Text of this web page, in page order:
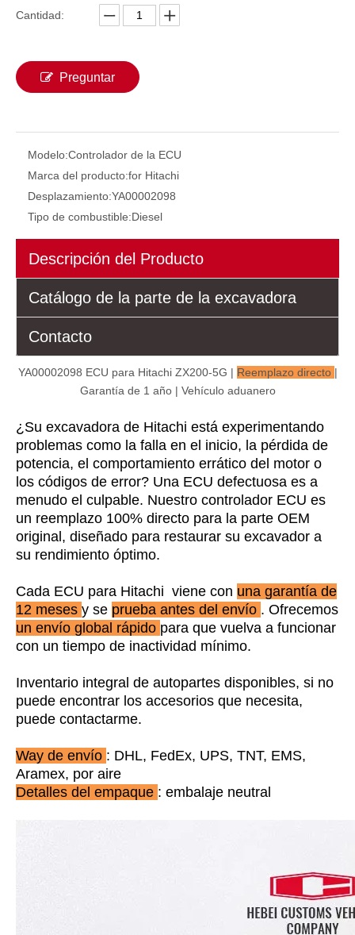
Cantidad:
Preguntar
Modelo:Controlador de la ECU
Marca del producto:for Hitachi
Desplazamiento:YA00002098
Tipo de combustible:Diesel
Descripción del Producto
Catálogo de la parte de la excavadora
Contacto
YA00002098 ECU para Hitachi ZX200-5G | Reemplazo directo |
Garantía de 1 año | Vehículo aduanero
¿Su excavadora de Hitachi está experimentando
problemas como la falla en el inicio, la pérdida de
potencia, el comportamiento errático del motor o
los códigos de error? Una ECU defectuosa es a
menudo el culpable. Nuestro controlador ECU es
un reemplazo 100% directo para la parte OEM
original, diseñado para restaurar su excavador a
su rendimiento óptimo.
Cada ECU para Hitachi viene con una garantía de
12 meses y se prueba antes del envío . Ofrecemos
un envío global rápido para que vuelva a funcionar
con un tiempo de inactividad mínimo.
Inventario integral de autopartes disponibles, si no
puede encontrar los accesorios que necesita,
puede contactarme.
Way de envío : DHL, FedEx, UPS, TNT, EMS,
Aramex, por aire
Detalles del empaque : embalaje neutral